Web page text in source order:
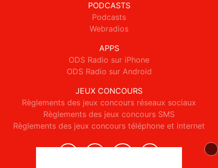
PODCASTS
Podcasts
Webradios
APPS
ODS Radio sur iPhone
ODS Radio sur Android
JEUX CONCOURS
Règlements des jeux concours réseaux sociaux
Règlements des jeux concours SMS
Règlements des jeux concours téléphone et internet